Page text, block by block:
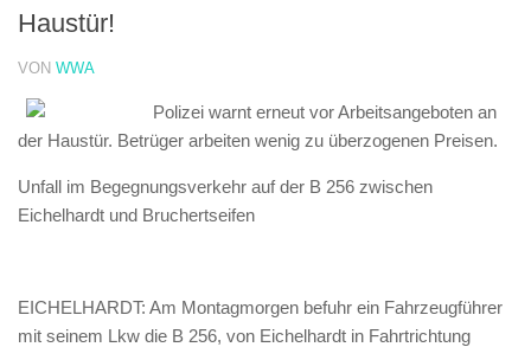
Haustür!
VON WWA
Polizei warnt erneut vor Arbeitsangeboten an
der Haustür. Betrüger arbeiten wenig zu überzogenen Preisen.
Unfall im Begegnungsverkehr auf der B 256 zwischen
Eichelhardt und Bruchertseifen
EICHELHARDT: Am Montagmorgen befuhr ein Fahrzeugführer
mit seinem Lkw die B 256, von Eichelhardt in Fahrtrichtung